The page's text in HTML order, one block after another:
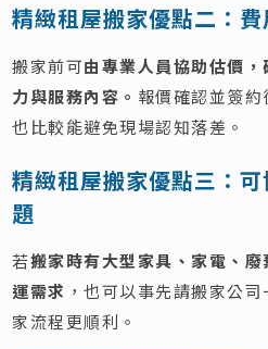
精緻租屋搬家優點二：
搬家前可由專業人員協助估價
力與服務內容。 報價確認並簽約
也比較能避免現場認知落差。
精緻租屋搬家優點三：
題
若搬家時有大型家具、家電、
運需求 ，也可以事先請搬家公
家流程更順利。